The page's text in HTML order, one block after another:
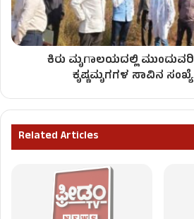
ಕಿರು ಮೃಗಾಲಯದಲ್ಲಿ
ಕೃಷ್ಣಮೃಗಗಳ ಸಾವಿನ
Related Articles